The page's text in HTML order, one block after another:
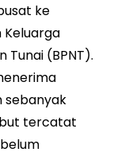
ke
Keluarga
Tunai (BPNT).
sebanyak
tercatat